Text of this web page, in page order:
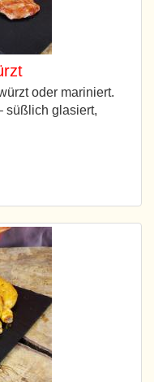
oder mariniert.
süßlich glasiert,